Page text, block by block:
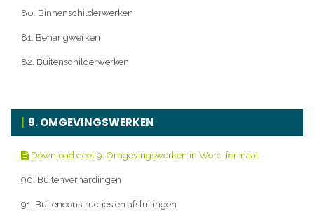
80. Binnenschilderwerken
81. Behangwerken
82. Buitenschilderwerken
9. OMGEVINGSWERKEN
Download deel 9. Omgevingswerken in Word-formaat
90. Buitenverhardingen
91. Buitenconstructies en afsluitingen